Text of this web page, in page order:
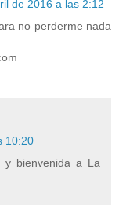
de 2016 a las 2:12
no perderme nada
10:20
y bienvenida a La